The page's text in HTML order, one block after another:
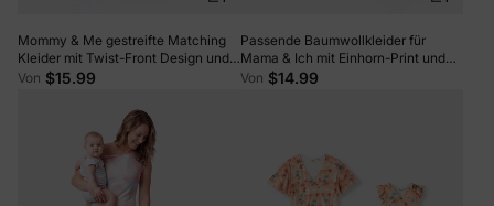
Mommy & Me gestreifte Matching
Kleider mit Twist-Front Design und
Tüllrock – perfekt für Sommer-
Von $15.99
Passende Baumwollkleider für
Mama & Ich mit Einhorn-Print und
Tüllrock für Mädchen, geknotetes
Von $14.99